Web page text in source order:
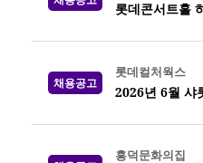
롯데콘서트홀
채용공고
롯데컬처웍스
2026년 6월 샤
흥덕문화의집